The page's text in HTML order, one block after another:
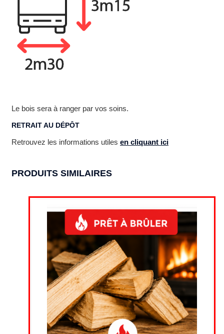
Le bois sera à ranger par vos soins.
RETRAIT AU DÉPÔT
Retrouvez les informations utiles en cliquant ici
PRODUITS SIMILAIRES